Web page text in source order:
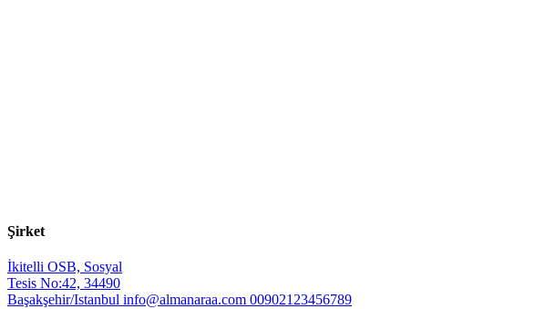
Şirket
İkitelli OSB, Sosyal
Tesis No:42, 34490
Başakşehir/Istanbul info@almanaraa.com 00902123456789